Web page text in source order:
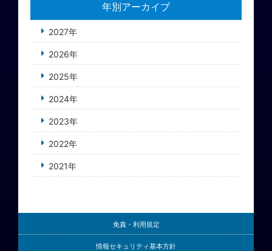
年別アーカイブ
2027年
2026年
2025年
2024年
2023年
2022年
2021年
免責・利用規定
情報セキュリティ基本方針